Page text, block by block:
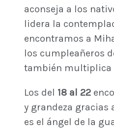
aconseja a los
lidera la
encontramos a
los cumpleañeros
también multiplica
Los del 18 al 22
y grandeza gracias
es el ángel de la